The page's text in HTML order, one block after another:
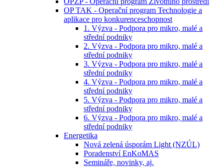
OP TAK - Operační program Technologie a
aplikace pro konkurenceschopnost
1. Výzva - Podpora pro mikro, malé a
střední podniky
2. Výzva - Podpora pro mikro, malé a
střední podniky
3. Výzva - Podpora pro mikro, malé a
střední podniky
4. Výzva - Podpora pro mikro, malé a
střední podniky
5. Výzva - Podpora pro mikro, malé a
střední podniky
6. Výzva - Podpora pro mikro, malé a
střední podniky
Energetika
Nová zelená úsporám Light (NZÚL)
Poradenství EnKoMAS
Semináře, novinky, aj.